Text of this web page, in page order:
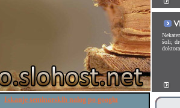
šoli;
Iskanje seminarskih nalog po googlu